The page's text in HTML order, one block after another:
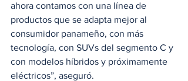
ahora contamos con una línea de
productos que se adapta mejor al
consumidor panameño, con más
tecnología, con SUVs del segmento C y
con modelos híbridos y próximamente
eléctricos”, aseguró.